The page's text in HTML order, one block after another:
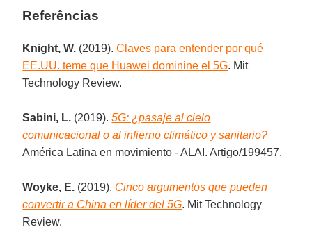
Referências
Knight, W. (2019).Claves para entender por qué
EE.UU. teme que Huawei dominine el 5G. Mit
Technology Review.
Sabini, L. (2019).5G: ¿pasaje al cielo
comunicacional o al infierno climático y sanitario?
América Latina en movimiento - ALAI. Artigo/199457.
Woyke, E. (2019). Cinco argumentos que pueden
convertir a China en líder del 5G. Mit Technology
Review.